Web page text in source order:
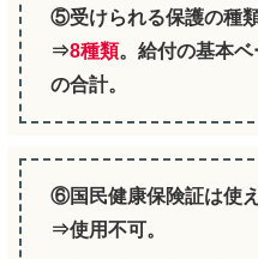
⑤受けられる保護の種
⇒8種類。給付の基本
の合計。
⑥国民健康保険証は使
⇒使用不可。